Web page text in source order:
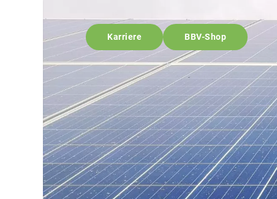
Karriere BBV-Shop